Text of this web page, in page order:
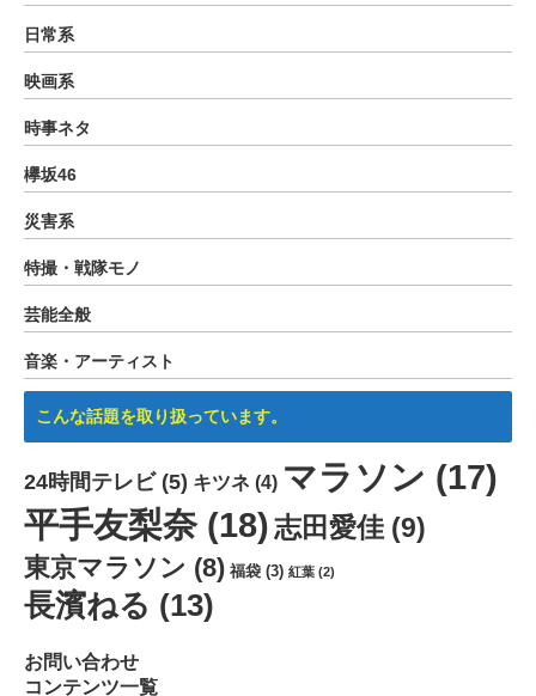
日常系
映画系
時事ネタ
欅坂46
災害系
特撮・戦隊モノ
芸能全般
音楽・アーティスト
こんな話題を取り扱っています。
24時間テレビ(5) キツネ (4) マラソン (17)
平手友梨奈(18)志田愛佳 (9)
東京マラソン (8) 福袋 (3) 紅葉 (2)
長濱ねる (13)
お問い合わせ
コンテンツ一覧